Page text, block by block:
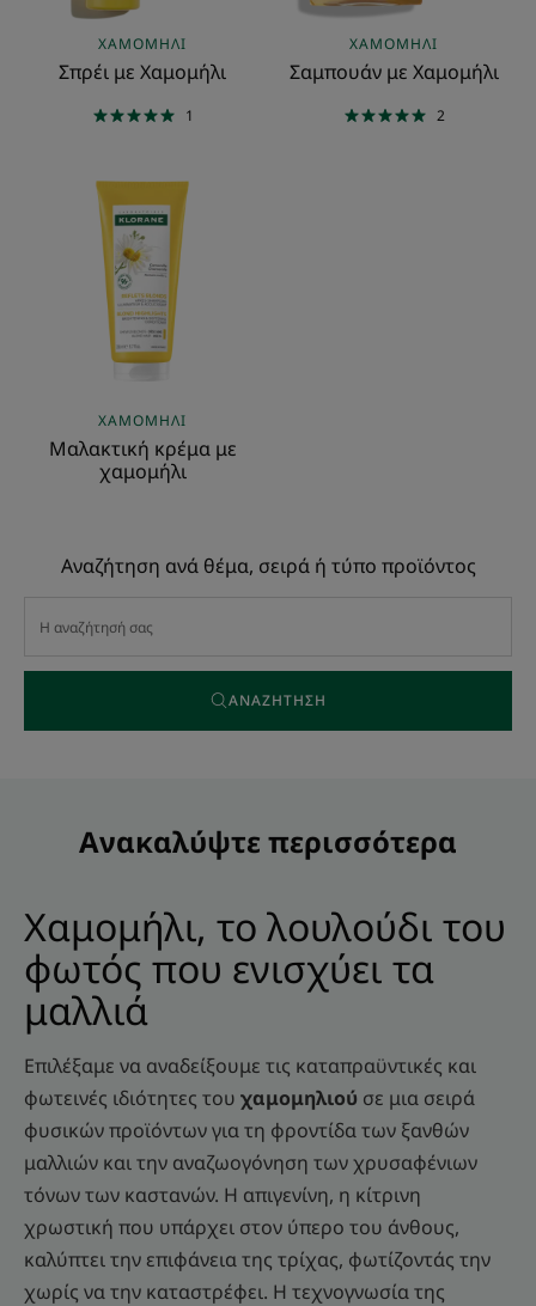
ΧΑΜΟΜΉΛΙ
Σπρέι με Χαμομήλι
1
ΧΑΜΟΜΉΛΙ
Σαμπουάν με Χαμομήλι
2
Μαλακτική
κρέμα
με
χαμομήλι
ΧΑΜΟΜΉΛΙ
Μαλακτική κρέμα με
χαμομήλι
Αναζήτηση ανά θέμα, σειρά ή τύπο προϊόντος
ΑΝΑΖΉΤΗΣΗ
Ανακαλύψτε περισσότερα
Χαμομήλι, το λουλούδι του
φωτός που ενισχύει τα
μαλλιά
Επιλέξαμε να αναδείξουμε τις καταπραϋντικές και
φωτεινές ιδιότητες του χαμομηλιού σε μια σειρά
φυσικών προϊόντων για τη φροντίδα των ξανθών
μαλλιών και την αναζωογόνηση των χρυσαφένιων
τόνων των καστανών. Η απιγενίνη, η κίτρινη
χρωστική που υπάρχει στον ύπερο του άνθους,
καλύπτει την επιφάνεια της τρίχας, φωτίζοντάς την
χωρίς να την καταστρέφει. Η τεχνογνωσία της